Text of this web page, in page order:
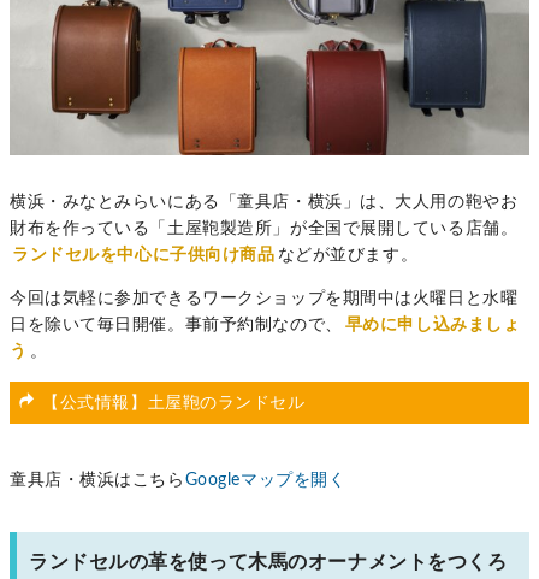
横浜・みなとみらいにある「童具店・横浜」は、大人用の鞄やお
財布を作っている「土屋鞄製造所」が全国で展開している店舗。
ランドセルを中心に子供向け商品 などが並びます。
今回は気軽に参加できるワークショップを期間中は火曜日と水曜
日を除いて毎日開催。事前予約制なので、
早めに申し込みましょ
う 。
【公式情報】土屋鞄のランドセル
童具店・横浜はこちら Googleマップを開く
ランドセルの革を使って木馬のオーナメントをつくろ